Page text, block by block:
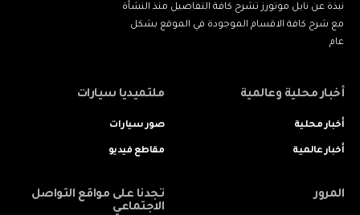
نبذة عن نايل موتورز تشرح كافة التفاصيل منذ النشأة
مع شرح كافة الاقسام الموجودة في الموقع بشكل
عام
أخبار محلية وعالمية
أخبار محلية
أخبار عالمية
ملتميديا سيارات
صور سيارات
مقاطع فيديو
المرور
تجدنا على مواقع التواصل
الاجتماعي